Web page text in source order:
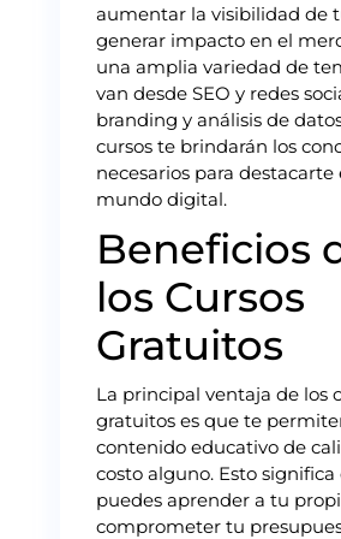
aumentar la visibilidad de
generar impacto en el
una amplia variedad de
van desde SEO y redes
branding y análisis de
cursos te brindarán los
necesarios para destacarte
mundo digital.
Beneficios
los Cursos
Gratuitos
La principal ventaja de los
gratuitos es que te
contenido educativo de
costo alguno. Esto significa
puedes aprender a tu
comprometer tu